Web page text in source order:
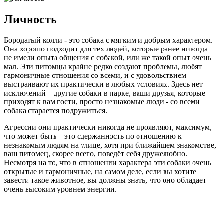
Личность
Бородатый колли - это собака с мягким и добрым характером.
Она хорошо подходит для тех людей, которые ранее никогда
не имели опыта общения с собакой, или же такой опыт очень
мал. Эти питомцы крайне редко создают проблемы, любят
гармоничные отношения со всеми, и с удовольствием
выстраивают их практически в любых условиях. Здесь нет
исключений – другие собаки в парке, ваши друзья, которые
приходят к вам гости, просто незнакомые люди - со всеми
собака старается подружиться.
Агрессии они практически никогда не проявляют, максимум,
что может быть – это сдержанность по отношению к
незнакомым людям на улице, хотя при ближайшем знакомстве,
ваш питомец, скорее всего, поведёт себя дружелюбно.
Несмотря на то, что в отношении характера эти собаки очень
открытые и гармоничные, на самом деле, если вы хотите
завести такое животное, вы должны знать, что оно обладает
очень высоким уровнем энергии.